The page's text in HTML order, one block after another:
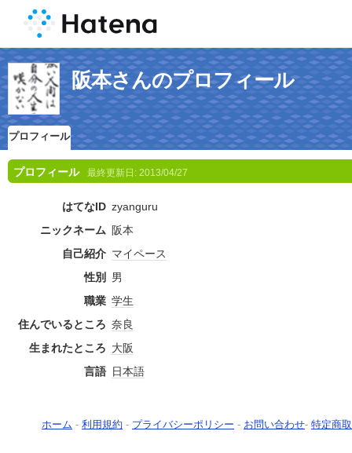
阪本さんのプロフィール
プロフィール
プロフィール 最終更新日: 2013/04/27
はてなID zyanguru
ニックネーム 阪本
自己紹介 マイペース
性別
男
職業 学生
住んでいるところ 奈良
生まれたところ 大阪
言語 日本語
ホーム - 利用規約 - プライバシーポリシー - お問い合わせ- 特定商